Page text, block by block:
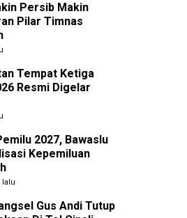
Persib Makin
Pilar Timnas
Tempat Ketiga
Resmi Digelar
2027, Bawaslu
Kepemiluan
lalu
Gus Andi Tutup